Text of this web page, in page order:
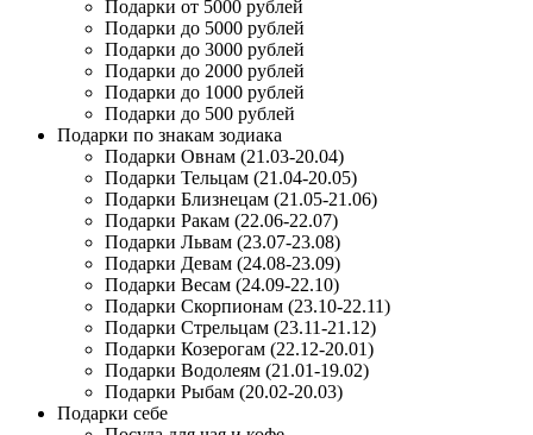
Подарки от 5000 рублей
Подарки до 5000 рублей
Подарки до 3000 рублей
Подарки до 2000 рублей
Подарки до 1000 рублей
Подарки до 500 рублей
Подарки по знакам зодиака
Подарки Овнам (21.03-20.04)
Подарки Тельцам (21.04-20.05)
Подарки Близнецам (21.05-21.06)
Подарки Ракам (22.06-22.07)
Подарки Львам (23.07-23.08)
Подарки Девам (24.08-23.09)
Подарки Весам (24.09-22.10)
Подарки Скорпионам (23.10-22.11)
Подарки Стрельцам (23.11-21.12)
Подарки Козерогам (22.12-20.01)
Подарки Водолеям (21.01-19.02)
Подарки Рыбам (20.02-20.03)
Подарки себе